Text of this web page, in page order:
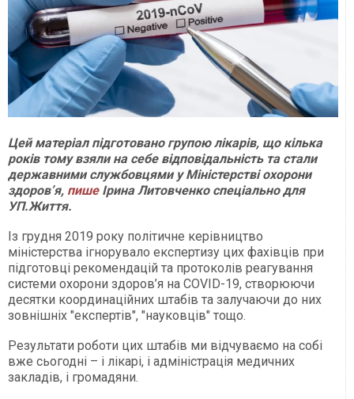
Цей матеріал підготовано групою лікарів, що кілька
років тому взяли на себе відповідальність та стали
державними службовцями у Міністерстві охорони
здоров’я, пишеІрина Литовченко спеціально для
УП.Життя.
Із грудня 2019 року політичне керівництво
міністерства ігнорувало експертизу цих фахівців при
підготовці рекомендацій та протоколів реагування
системи охорони здоров’я на COVID-19, створюючи
десятки координаційних штабів та залучаючи до них
зовнішніх "експертів", "науковців" тощо.
Результати роботи цих штабів ми відчуваємо на собі
вже сьогодні – і лікарі, і адміністрація медичних
закладів, і громадяни.